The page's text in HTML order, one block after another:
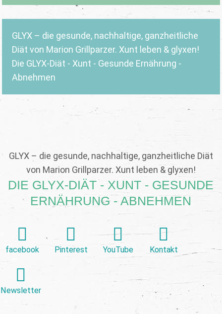
GLYX – die gesunde, nachhaltige, ganzheitliche
Diät von Marion Grillparzer. Xunt leben & glyxen!
Die GLYX-Diät - Xunt - Gesunde Ernährung -
Abnehmen
GLYX – die gesunde, nachhaltige, ganzheitliche Diät
von Marion Grillparzer. Xunt leben & glyxen!
DIE GLYX-DIÄT - XUNT - GESUNDE
ERNÄHRUNG - ABNEHMEN
facebook Pinterest YouTube Kontakt
Newsletter